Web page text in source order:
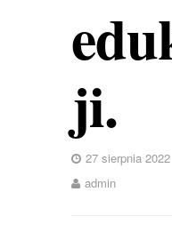
ji.
27 sierpnia 2022
admin